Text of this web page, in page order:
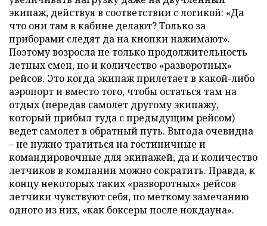
экипаж, действуя в соответствии с логикой: «Да
что они там в кабине делают? Только за
приборами следят да на кнопки нажимают».
Поэтому возросла не только продолжительность
летных смен, но и количество «разворотных»
рейсов. Это когда экипаж прилетает в какой-либо
аэропорт и вместо того, чтобы остаться там на
отдых (передав самолет другому экипажу,
который прибыл туда с предыдущим рейсом)
ведет самолет в обратный путь. Выгода очевидна
– не нужно тратиться на гостиничные и
командировочные для экипажей, да и количество
летчиков в компании можно сократить. Правда, к
концу некоторых таких «разворотных» рейсов
летчики чувствуют себя, по меткому замечанию
одного из них, «как боксеры после нокдауна».